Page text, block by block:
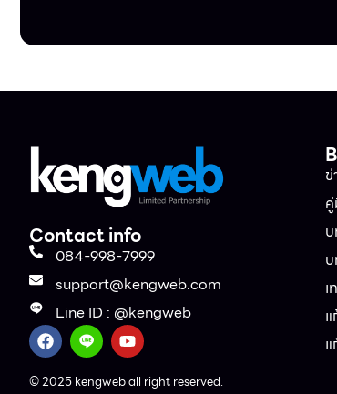
Contact info
084-998-7999
support@kengweb.com
Line ID : @kengweb
© 2025 kengweb all right reserved.